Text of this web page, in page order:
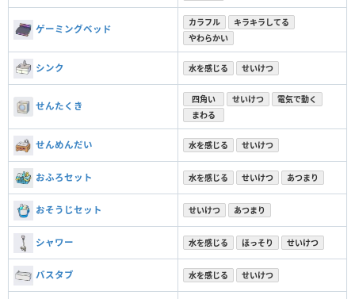
ゲーミングベッド
カラフル
キラキラしてる
やわらかい
シンク 水を感じる せいけつ
せんたくき
四角い せいけつ
電気で動く
まわる
せんめんだい 水を感じる せいけつ
おふろセット 水を感じる せいけつ あつまり
おそうじセット せいけつ あつまり
シャワー 水を感じる ほっそり せいけつ
バスタブ 水を感じる せいけつ